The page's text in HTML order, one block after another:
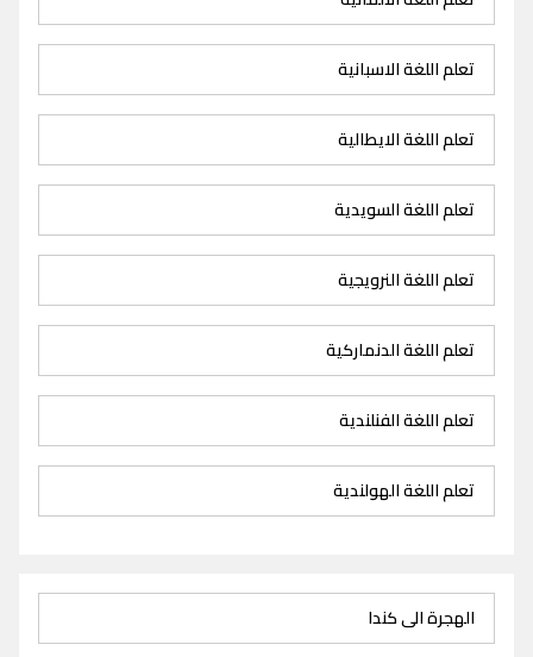
تعلم اللغة الاسبانية
تعلم اللغة الايطالية
تعلم اللغة السويدية
تعلم اللغة النرويجية
تعلم اللغة الدنماركية
تعلم اللغة الفنلندية
تعلم اللغة الهولندية
الهجرة الى كندا